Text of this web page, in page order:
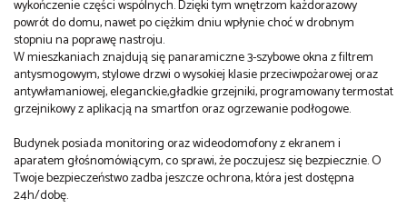
wykończenie części wspólnych. Dzięki tym wnętrzom każdorazowy
powrót do domu, nawet po ciężkim dniu wpłynie choć w drobnym
stopniu na poprawę nastroju.
W mieszkaniach znajdują się panaramiczne 3-szybowe okna z filtrem
antysmogowym, stylowe drzwi o wysokiej klasie przeciwpożarowej oraz
antywłamaniowej, eleganckie,gładkie grzejniki, programowany termostat
grzejnikowy z aplikacją na smartfon oraz ogrzewanie podłogowe.
Budynek posiada monitoring oraz wideodomofony z ekranem i
aparatem głośnomówiącym, co sprawi, że poczujesz się bezpiecznie. O
Twoje bezpieczeństwo zadba jeszcze ochrona, która jest dostępna
24h/dobę.